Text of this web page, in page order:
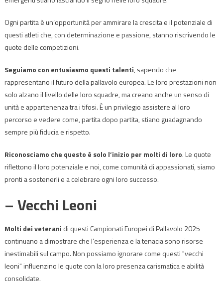
Ogni partita è un’opportunità per ammirare la crescita e il potenziale di
questi atleti che, con determinazione e passione, stanno riscrivendo le
quote delle competizioni.
Seguiamo con entusiasmo questi talenti, sapendo che
rappresentano il futuro della pallavolo europea. Le loro prestazioni non
solo alzano il livello delle loro squadre, ma creano anche un senso di
unità e appartenenza tra i tifosi. È un privilegio assistere al loro
percorso e vedere come, partita dopo partita, stiano guadagnando
sempre più fiducia e rispetto.
Riconosciamo che questo è solo l’inizio per molti di loro. Le quote
riflettono il loro potenziale e noi, come comunità di appassionati, siamo
pronti a sostenerli e a celebrare ogni loro successo.
– Vecchi Leoni
Molti dei veterani di questi Campionati Europei di Pallavolo 2025
continuano a dimostrare che l’esperienza e la tenacia sono risorse
inestimabili sul campo. Non possiamo ignorare come questi "vecchi
leoni" influenzino le quote con la loro presenza carismatica e abilità
consolidate.